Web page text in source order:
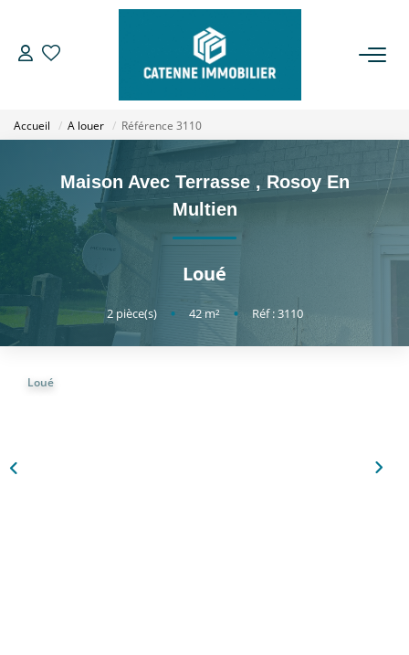
LOUER
ESTIMER
NOTRE AGENCE
Accueil A louer Référence 3110
Maison Avec Terrasse , Rosoy En
Multien
Loué
2pièce(s) • 42m² • Réf : 3110
Loué